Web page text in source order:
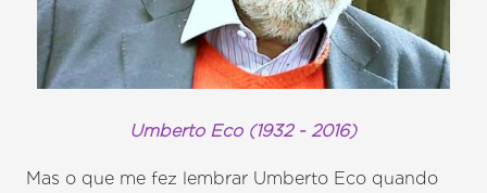
Umberto Eco (1932 - 2016)
Mas o que me fez lembrar Umberto Eco quando